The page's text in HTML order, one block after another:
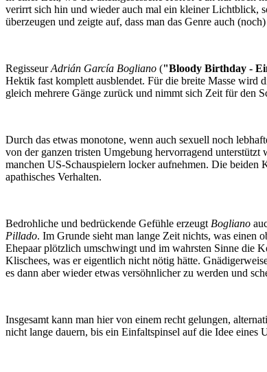
verirrt sich hin und wieder auch mal ein kleiner Lichtblick,
überzeugen und zeigte auf, dass man das Genre auch
RegisseurAdrián García Bogliano ("Bloody Birthday -
Hektik fast komplett ausblendet. Für die breite Masse wird
gleich mehrere Gänge zurück und nimmt sich Zeit für den
Durch das etwas monotone, wenn auch sexuell noch
von der ganzen tristen Umgebung hervorragend
manchen US-Schauspielern locker aufnehmen. Die beiden
apathisches Verhalten.
Bedrohliche und bedrückende Gefühle erzeugt Bogliano
Pillado. Im Grunde sieht man lange Zeit nichts, was einen
Ehepaar plötzlich umschwingt und im wahrsten Sinne die
Klischees, was er eigentlich nicht nötig hätte.
es dann aber wieder etwas versöhnlicher zu werden und
Insgesamt kann man hier von einem recht gelungen,
nicht lange dauern, bis ein Einfaltspinsel auf die Idee eines